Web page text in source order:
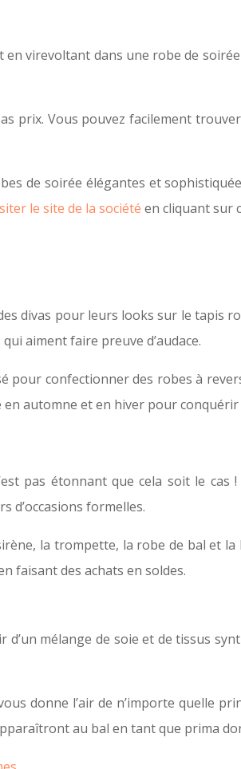
virevoltant dans une robe de
prix. Vous pouvez facilement
de soirée élégantes et
le site de la société en cliquant sur
divas pour leurs looks sur le
aiment faire preuve d’audace.
confectionner des robes à
automne et en hiver pour conquérir
pas étonnant que cela soit le
d’occasions formelles.
la trompette, la robe de bal et
faisant des achats en soldes.
mélange de soie et de tissus
donne l’air de n’importe quelle
au bal en tant que prima